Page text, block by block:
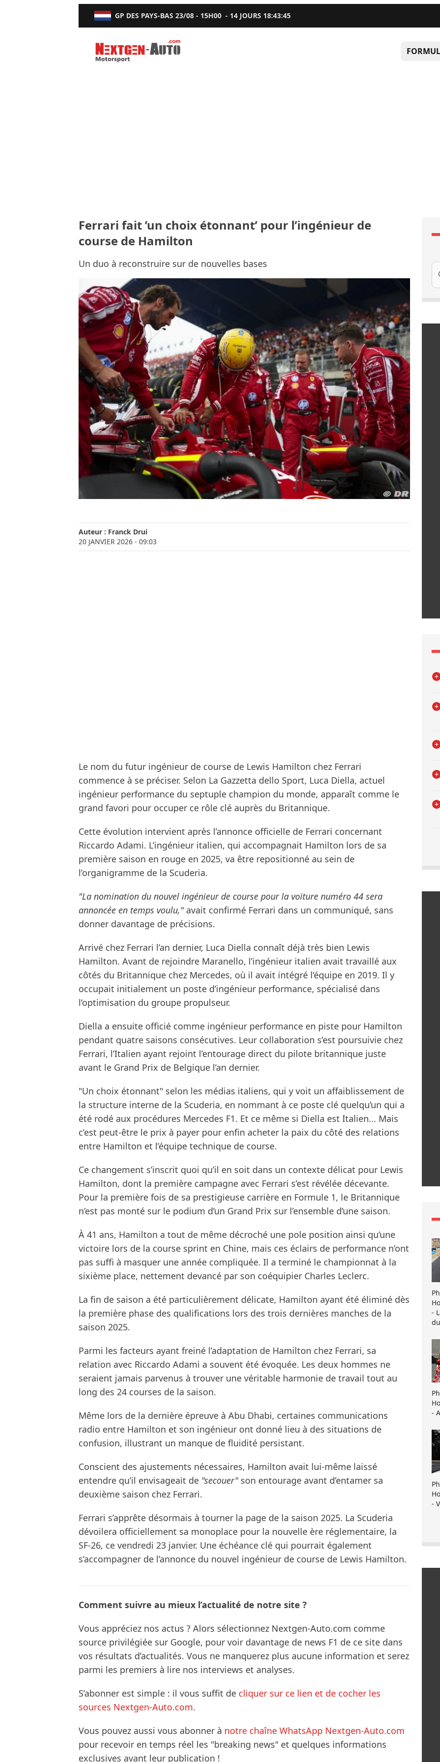
GP DES PAYS-BAS 23/08 - 15H00 - 14 JOURS 18:43:44
Nextgen-Auto.com
Ferrari fait ’un choix étonnant’ pour l’ingénieur de
course de Hamilton
Un duo à reconstruire sur de nouvelles bases
Auteur : Franck Drui
20 JANVIER 2026 - 09:03
Le nom du futur ingénieur de course de Lewis Hamilton chez Ferrari
commence à se préciser. Selon La Gazzetta dello Sport, Luca Diella, actuel
ingénieur performance du septuple champion du monde, apparaît comme le
grand favori pour occuper ce rôle clé auprès du Britannique.
Cette évolution intervient après l’annonce officielle de Ferrari concernant
Riccardo Adami. L’ingénieur italien, qui accompagnait Hamilton lors de sa
première saison en rouge en 2025, va être repositionné au sein de
l’organigramme de la Scuderia.
"La nomination du nouvel ingénieur de course pour la voiture numéro 44 sera
annoncée en temps voulu,"avait confirmé Ferrari dans un communiqué, sans
donner davantage de précisions.
Arrivé chez Ferrari l’an dernier, Luca Diella connaît déjà très bien Lewis
Hamilton. Avant de rejoindre Maranello, l’ingénieur italien avait travaillé aux
côtés du Britannique chez Mercedes, où il avait intégré l’équipe en 2019. Il y
occupait initialement un poste d’ingénieur performance, spécialisé dans
l’optimisation du groupe propulseur.
Diella a ensuite officié comme ingénieur performance en piste pour Hamilton
pendant quatre saisons consécutives. Leur collaboration s’est poursuivie chez
Ferrari, l’Italien ayant rejoint l’entourage direct du pilote britannique juste
avant le Grand Prix de Belgique l’an dernier.
"Un choix étonnant" selon les médias italiens, qui y voit un affaiblissement de
la structure interne de la Scuderia, en nommant à ce poste clé quelqu’un qui a
été rodé aux procédures Mercedes F1. Et ce même si Diella est Italien... Mais
c’est peut-être le prix à payer pour enfin acheter la paix du côté des relations
entre Hamilton et l’équipe technique de course.
Ce changement s’inscrit quoi qu’il en soit dans un contexte délicat pour Lewis
Hamilton, dont la première campagne avec Ferrari s’est révélée décevante.
Pour la première fois de sa prestigieuse carrière en Formule 1, le Britannique
n’est pas monté sur le podium d’un Grand Prix sur l’ensemble d’une saison.
À 41 ans, Hamilton a tout de même décroché une pole position ainsi qu’une
victoire lors de la course sprint en Chine, mais ces éclairs de performance n’ont
pas suffi à masquer une année compliquée. Il a terminé le championnat à la
sixième place, nettement devancé par son coéquipier Charles Leclerc.
La fin de saison a été particulièrement délicate, Hamilton ayant été éliminé dès
la première phase des qualifications lors des trois dernières manches de la
saison 2025.
Parmi les facteurs ayant freiné l’adaptation de Hamilton chez Ferrari, sa
relation avec Riccardo Adami a souvent été évoquée. Les deux hommes ne
seraient jamais parvenus à trouver une véritable harmonie de travail tout au
long des 24 courses de la saison.
Même lors de la dernière épreuve à Abu Dhabi, certaines communications
radio entre Hamilton et son ingénieur ont donné lieu à des situations de
confusion, illustrant un manque de fluidité persistant.
Conscient des ajustements nécessaires, Hamilton avait lui-même laissé
entendre qu’il envisageait de "secouer"son entourage avant d’entamer sa
deuxième saison chez Ferrari.
Ferrari s’apprête désormais à tourner la page de la saison 2025. La Scuderia
dévoilera officiellement sa monoplace pour la nouvelle ère réglementaire, la
SF-26, ce vendredi 23 janvier. Une échéance clé qui pourrait également
s’accompagner de l’annonce du nouvel ingénieur de course de Lewis Hamilton.
Comment suivre au mieux l’actualité de notre site ?
Vous appréciez nos actus ? Alors sélectionnez Nextgen-Auto.com comme
source privilégiée sur Google, pour voir davantage de news F1 de ce site dans
vos résultats d’actualités. Vous ne manquerez plus aucune information et serez
parmi les premiers à lire nos interviews et analyses.
S’abonner est simple : il vous suffit de cliquer sur ce lien et de cocher les
sources Nextgen-Auto.com.
Vous pouvez aussi vous abonner à notre chaîne WhatsApp Nextgen-Auto.com
pour recevoir en temps réel les "breaking news" et quelques informations
exclusives avant leur publication !
-
-
-